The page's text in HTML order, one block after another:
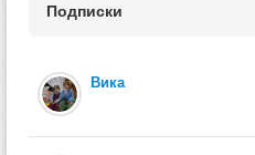
Подписки
Вика